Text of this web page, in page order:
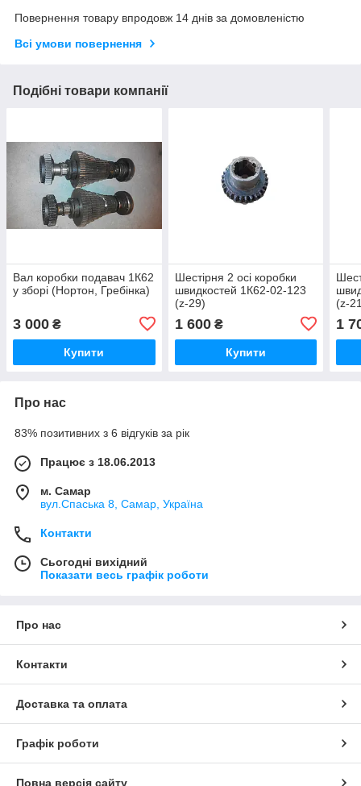
Повернення товару впродовж 14 днів за домовленістю
Всі умови повернення
Подібні товари компанії
Вал коробки подавач 1К62
у зборі (Нортон, Гребінка)
3 000 ₴
Купити
Шестірня 2 осі коробки
швидкостей 1К62-02-123
(z-29)
1 600₴
Купити
(z-
1
Про нас
83% позитивних з 6 відгуків за рік
Працює з 18.06.2013
м. Самар
вул.Спаська 8, Самар, Україна
Контакти
Сьогодні вихідний
Показати весь графік роботи
Про нас
Контакти
Доставка та оплата
Графік роботи
Повна версія сайту